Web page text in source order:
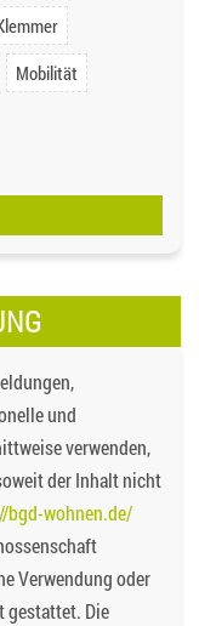
Mobilität
und
verwenden,
der Inhalt nicht
bgd-wohnen.de/
Verwendung oder
gestattet. Die